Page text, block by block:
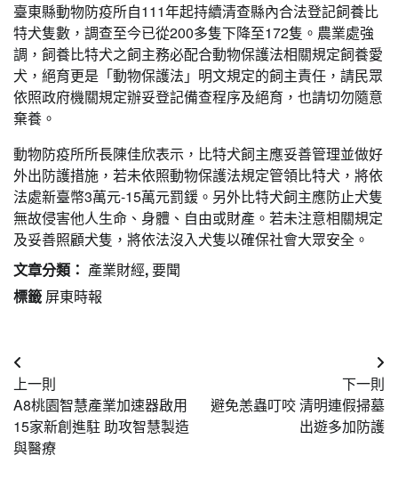
臺東縣動物防疫所自111年起持續清查縣內合法登記飼養比
特犬隻數，調查至今已從200多隻下降至172隻。農業處強
調，飼養比特犬之飼主務必配合動物保護法相關規定飼養愛
犬，絕育更是「動物保護法」明文規定的飼主責任，請民眾
依照政府機關規定辦妥登記備查程序及絕育，也請切勿隨意
棄養。
動物防疫所所長陳佳欣表示，比特犬飼主應妥善管理並做好
外出防護措施，若未依照動物保護法規定管領比特犬，將依
法處新臺幣3萬元-15萬元罰鍰。另外比特犬飼主應防止犬隻
無故侵害他人生命、身體、自由或財產。若未注意相關規定
及妥善照顧犬隻，將依法沒入犬隻以確保社會大眾安全。
文章分類： 產業財經,要聞
標籤 屏東時報
文
章
導
覽
上一則
A8桃園智慧產業加速器啟用
15家新創進駐 助攻智慧製造
與醫療
下一則
避免恙蟲叮咬 清明連假掃墓
出遊多加防護